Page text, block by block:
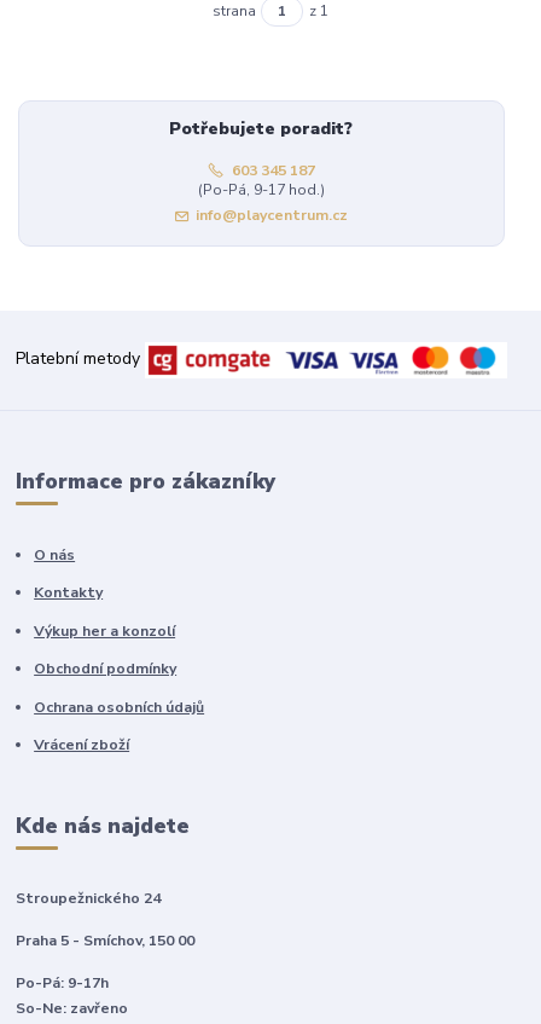
strana z 1
Potřebujete poradit?
603 345 187
(Po-Pá, 9-17 hod.)
info@playcentrum.cz
Platební metody
Informace pro zákazníky
O nás
Kontakty
Výkup her a konzolí
Obchodní podmínky
Ochrana osobních údajů
Vrácení zboží
Kde nás najdete
Stroupežnického 24
Praha 5 - Smíchov, 150 00
Po-Pá: 9-17h
So-Ne: zavřeno